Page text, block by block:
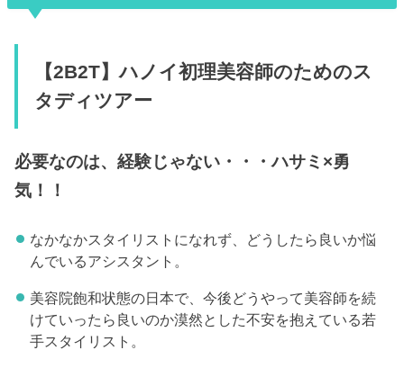
【2B2T】ハノイ初理美容師のためのス
タディツアー
必要なのは、経験じゃない・・・ハサミ×勇
気！！
なかなかスタイリストになれず、どうしたら良いか悩
んでいるアシスタント。
美容院飽和状態の日本で、今後どうやって美容師を続
けていったら良いのか漠然とした不安を抱えている若
手スタイリスト。